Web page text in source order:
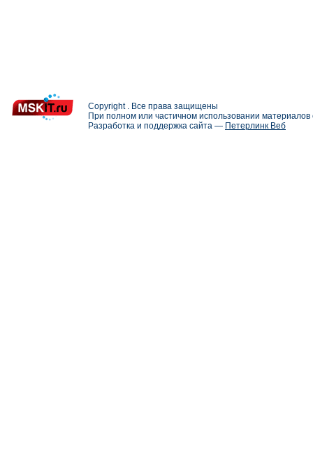
Copyright . Все права защищены
При полном или частичном использовании
Разработка и поддержка сайта — Петерлинк Веб